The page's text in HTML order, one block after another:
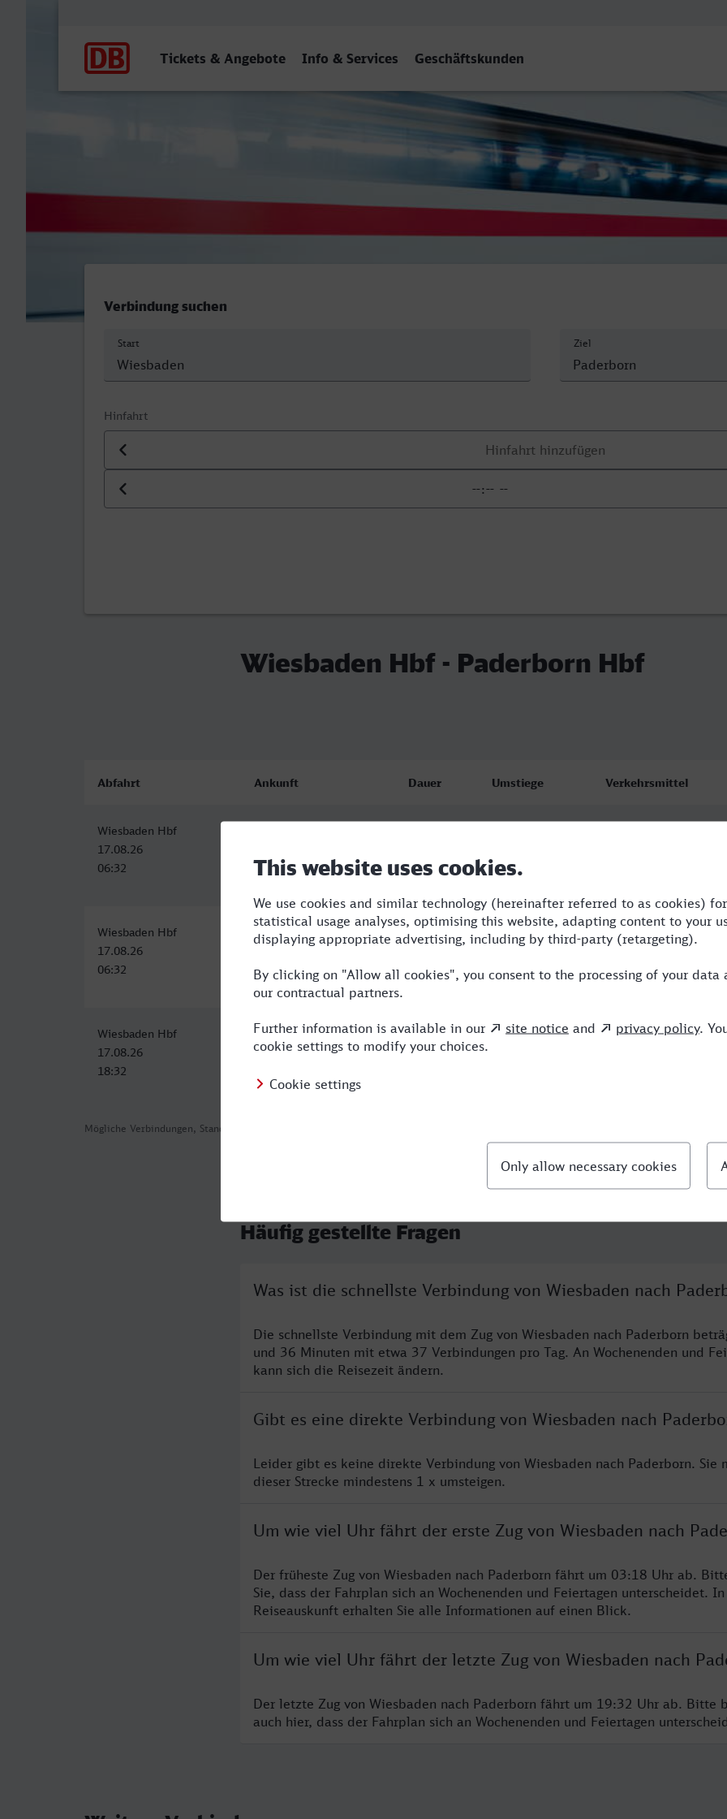
Tickets & Angebote Info & Services Geschäftskunden
Wiesbaden Hbf - Paderborn Hbf
Verbindung suchen
Start Ziel
Hinfahrt
Datum der Hinfahrt
Uhrzeit der Hinfahrt
Wiesbaden Hbf - Paderborn Hbf
Mögliche Verbindungen, Stand: 2026-08-03 05:26
Abfahrt Ankunft Dauer Umstiege Verkehrsmittel
Wiesbaden Hbf
17.08.26
06:32
10:08
Wiesbaden Hbf
17.08.26
06:32
Paderborn Hbf
17.08.26
11:05
4:33 NWB,ICE,VIA
Wiesbaden Hbf
17.08.26
18:32
Paderborn Hbf
17.08.26
3:38 2 ICE,NX,VIA
Häufig gestellte Fragen
Was ist die schnellste Verbindung von Wiesbaden nach
Die schnellste Verbindung mit dem Zug von Wiesbaden nach Paderborn
und 36 Minuten mit etwa 37 Verbindungen pro Tag. An Wochenenden und
kann sich die Reisezeit ändern.
Gibt es eine direkte Verbindung von Wiesbaden nach
Leider gibt es keine direkte Verbindung von Wiesbaden nach Paderborn. Sie
dieser Strecke mindestens 1 x umsteigen.
Um wie viel Uhr fährt der erste Zug von Wiesbaden nach
Der früheste Zug von Wiesbaden nach Paderborn fährt um 03:18 Uhr ab.
Sie, dass der Fahrplan sich an Wochenenden und Feiertagen unterscheidet.
Reiseauskunft erhalten Sie alle Informationen auf einen Blick.
Um wie viel Uhr fährt der letzte Zug von Wiesbaden nach
Der letzte Zug von Wiesbaden nach Paderborn fährt um 19:32 Uhr ab. Bitte
auch hier, dass der Fahrplan sich an Wochenenden und Feiertagen